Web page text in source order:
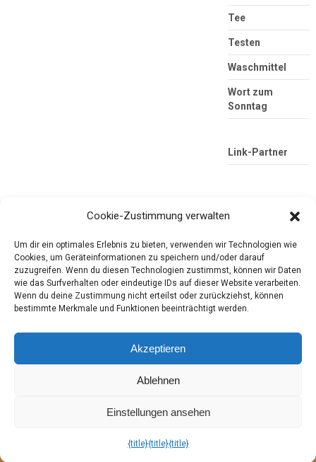
Tee
Testen
Waschmittel
Wort zum
Sonntag
Link-Partner
Tester-Paradies
Produkttests und Alltag
Cookie-Zustimmung verwalten
Um dir ein optimales Erlebnis zu bieten, verwenden wir Technologien wie
Cookies, um Geräteinformationen zu speichern und/oder darauf
zuzugreifen. Wenn du diesen Technologien zustimmst, können wir Daten
wie das Surfverhalten oder eindeutige IDs auf dieser Website verarbeiten.
Wenn du deine Zustimmung nicht erteilst oder zurückziehst, können
bestimmte Merkmale und Funktionen beeinträchtigt werden.
Akzeptieren
Ablehnen
Einstellungen ansehen
{title}{title}{title}
Die mobile Version verlassen
Strømlign opgaver, ruter og fakturering – planlæg
smartere, ikke hårdere. Copyright © 2026 verein zur förderung
der freiwilligen